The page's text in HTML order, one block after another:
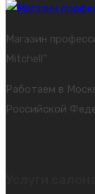
Магазин
Mitchell”
Работаем в
Российской